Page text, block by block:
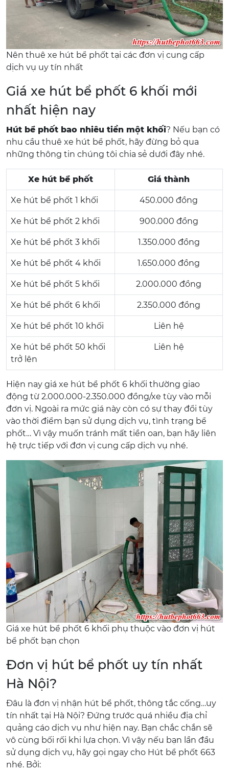
Nên thuê xe hút bể phốt tại các đơn vị cung cấp
dịch vụ uy tín nhất
Giá xe hút bể phốt 6 khối mới
nhất hiện nay
Hút bể phốt bao nhiêu tiền một khối? Nếu bạn có
nhu cầu thuê xe hút bể phốt, hãy đừng bỏ qua
những thông tin chúng tôi chia sẻ dưới đây nhé.
Xe hút bể phốt Giá thành
Xe hút bể phốt 1 khối 450.000 đồng
Xe hút bể phốt 2 khối 900.000 đồng
Xe hút bể phốt 3 khối 1.350.000 đồng
Xe hút bể phốt 4 khối 1.650.000 đồng
Xe hút bể phốt 5 khối 2.000.000 đồng
Xe hút bể phốt 6 khối 2.350.000 đồng
Xe hút bể phốt 10 khối Liên hệ
Xe hút bể phốt 50 khối
trở lên
Liên hệ
Hiện nay giá xe hút bể phốt 6 khối thường giao
động từ 2.000.000-2.350.000 đồng/xe tùy vào mỗi
đơn vị. Ngoài ra mức giá này còn có sự thay đổi tùy
vào thời điểm bạn sử dụng dịch vụ, tình trạng bể
phốt… Vì vậy muốn tránh mất tiền oan, bạn hãy liên
hệ trực tiếp với đơn vị cung cấp dịch vụ nhé.
Giá xe hút bể phốt 6 khối phụ thuộc vào đơn vị hút
bể phốt bạn chọn
Đơn vị hút bể phốt uy tín nhất
Hà Nội?
Đâu là đơn vị nhận hút bể phốt, thông tắc cống…uy
tín nhất tại Hà Nội? Đứng trước quá nhiều địa chỉ
quảng cáo dịch vụ như hiện nay. Bạn chắc chắn sẽ
vô cùng bối rối khi lựa chọn. Vì vậy nếu bạn lần đầu
sử dụng dịch vụ, hãy gọi ngay cho Hút bể phốt 663
nhé. Bởi: